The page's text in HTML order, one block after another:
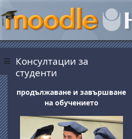
Страничен панел
Блокове
Консултации за
студенти
продължаване и завършване
на обучението